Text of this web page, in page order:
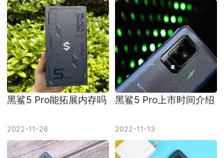
黑鲨5 Pro能拓展内存吗
2022-11-26
黑鲨5 Pro上市时间介绍
2022-11-13